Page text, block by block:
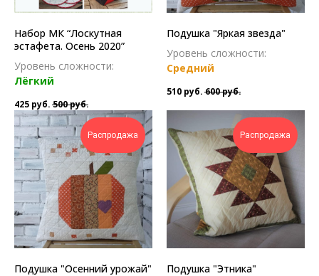
Набор МК “Лоскутная
эстафета. Осень 2020”
Уровень сложности:
Лёгкий
425 руб. 500руб.
Подушка "Яркая звезда"
Уровень сложности:
Средний
510 руб. 600руб.
Распродажа
Подушка "Осенний урожай"
Распродажа
Подушка "Этника"